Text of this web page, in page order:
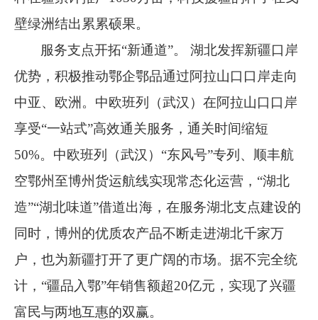
壁绿洲结出累累硕果。
服务支点开拓“新通道”。 湖北发挥新疆口岸
优势，积极推动鄂企鄂品通过阿拉山口口岸走向
中亚、欧洲。中欧班列（武汉）在阿拉山口口岸
享受“一站式”高效通关服务，通关时间缩短
50%。中欧班列（武汉） “东风号”专列、顺丰航
空鄂州至博州货运航线实现常态化运营， “湖北
造”“湖北味道”借道出海，在服务湖北支点建设的
同时，博州的优质农产品不断走进湖北千家万
户，也为新疆打开了更广阔的市场。据不完全统
计， “疆品入鄂”年销售额超20亿元，实现了兴疆
富民与两地互惠的双赢。